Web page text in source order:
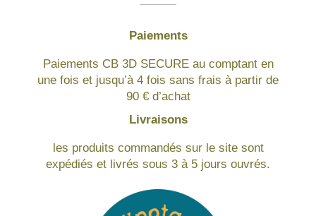
Paiements
Paiements CB 3D SECURE au comptant en
une fois et jusqu’à 4 fois sans frais à partir de
90 € d’achat
Livraisons
les produits commandés sur le site sont
expédiés et livrés sous 3 à 5 jours ouvrés.